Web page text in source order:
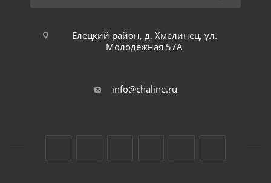
Елецкий район, д. Хмелинец, ул.
Молодежная 57А
info@chaline.ru